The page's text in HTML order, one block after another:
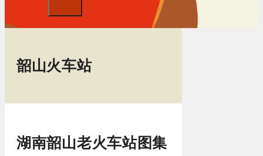
单
韶山火车站
湖南韶山老火车站图集